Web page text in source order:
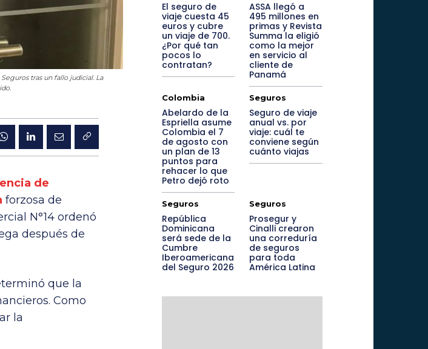
tras un fallo judicial. La
de
forzosa de
N°14 ordenó
después de
que la
Como
la
El seguro de
viaje cuesta 45
euros y cubre
un viaje de 700.
¿Por qué tan
pocos lo
contratan?
ASSA llegó a
495 millones en
primas y Revista
Summa la eligió
como la mejor
en servicio al
cliente de
Panamá
Colombia
Abelardo de la
Espriella asume
Colombia el 7
de agosto con
un plan de 13
puntos para
rehacer lo que
Petro dejó roto
Seguros
Seguro de viaje
anual vs. por
viaje: cuál te
conviene según
cuánto viajas
Seguros
República
Dominicana
será sede de la
Cumbre
Iberoamericana
del Seguro 2026
Seguros
Prosegur y
Cinalli crearon
una correduría
de seguros
para toda
América Latina